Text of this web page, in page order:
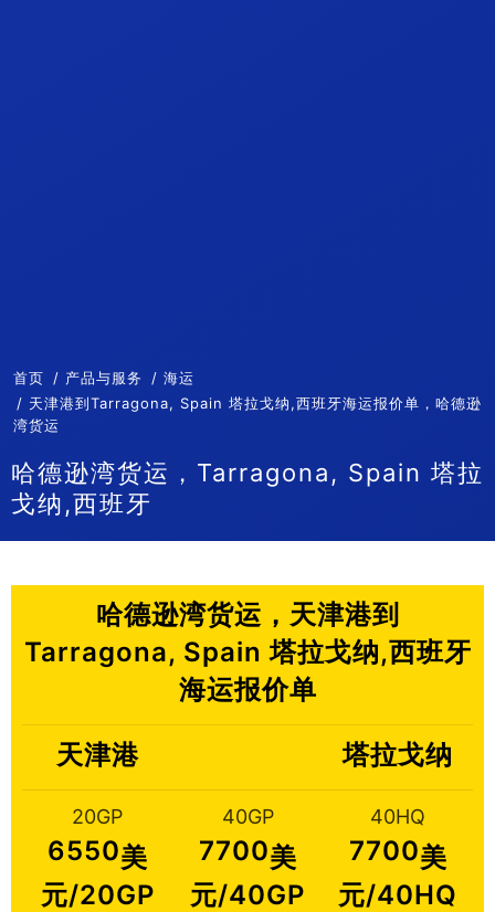
首页 产品与服务
海运
天津港到Tarragona, Spain 塔拉戈纳,西班牙海运报价单，哈德逊
湾货运
哈德逊湾货运，Tarragona, Spain 塔拉
戈纳,西班牙
哈德逊湾货运，天津港到
Tarragona, Spain 塔拉戈纳,西班牙
海运报价单
天津港 塔拉戈纳
20GP
6550美
元/20GP
40GP
7700美
元/40GP
40HQ
7700美
元/40HQ